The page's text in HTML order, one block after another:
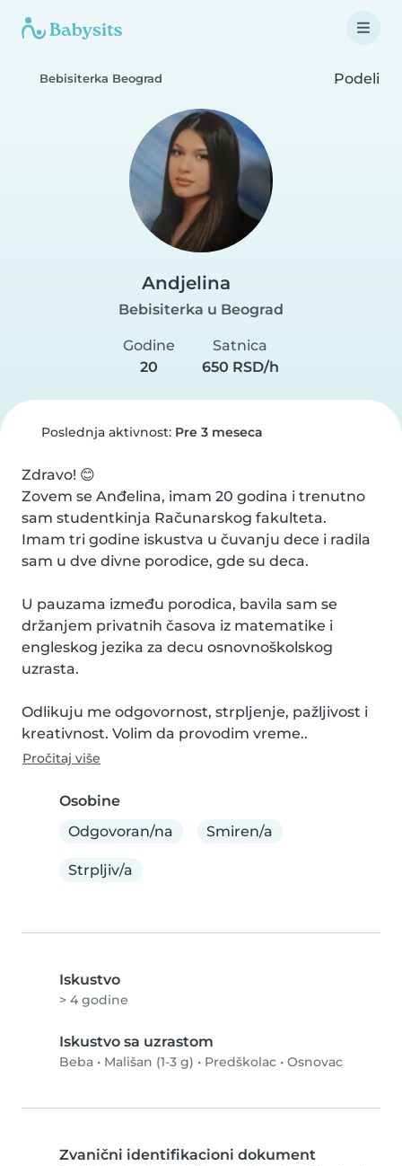
Bebisiterka Beograd Podeli
Andjelina
Bebisiterka u Beograd
Godine
20
Satnica
650 RSD/h
Poslednja aktivnost: Pre 3 meseca
Zdravo! 😊
Zovem se Anđelina, imam 20 godina i trenutno
sam studentkinja Računarskog fakulteta.
Imam tri godine iskustva u čuvanju dece i radila
sam u dve divne porodice, gde su deca.
U pauzama između porodica, bavila sam se
držanjem privatnih časova iz matematike i
engleskog jezika za decu osnovnoškolskog
uzrasta.
Odlikuju me odgovornost, strpljenje, pažljivost i
kreativnost. Volim da provodim vreme..
Pročitaj više
Osobine
Odgovoran/na
Smiren/a
Strpljiv/a
Iskustvo
> 4 godine
Iskustvo sa uzrastom
Beba • Mališan (1-3 g) • Predškolac • Osnovac
Zvanični identifikacioni dokument